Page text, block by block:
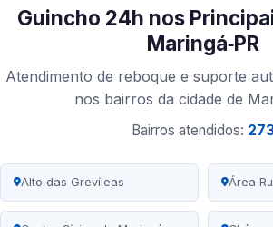
Guincho 24h nos
Maringá‑PR
Atendimento de reboque e suporte
nos bairros da cidade de
Bairros atendidos:
Alto das Grevíleas Área